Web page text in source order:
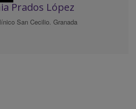
Prados López
San Cecilio. Granada